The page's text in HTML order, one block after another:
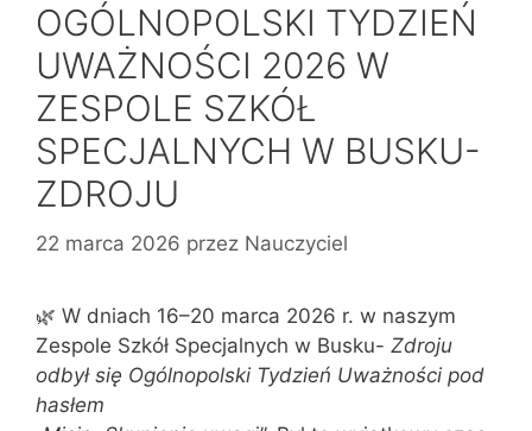
OGÓLNOPOLSKI TYDZIEŃ
UWAŻNOŚCI 2026 W
ZESPOLE SZKÓŁ
SPECJALNYCH W BUSKU-
ZDROJU
22 marca 2026 przez Nauczyciel
🌿 W dniach 16–20 marca 2026 r. w naszym
Zespole Szkół Specjalnych w Busku- Zdroju
odbył się Ogólnopolski Tydzień Uważności pod
hasłem